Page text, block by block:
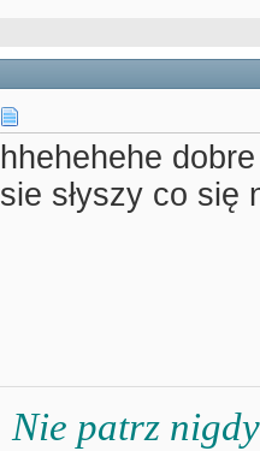
hhehehehe
sie słyszy co się
Nie patrz